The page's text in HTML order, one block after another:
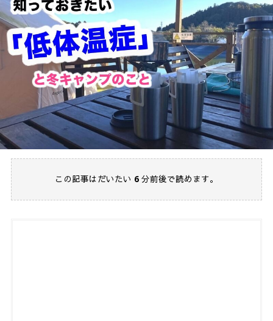
この記事はだいたい 6 分前後で読めます。